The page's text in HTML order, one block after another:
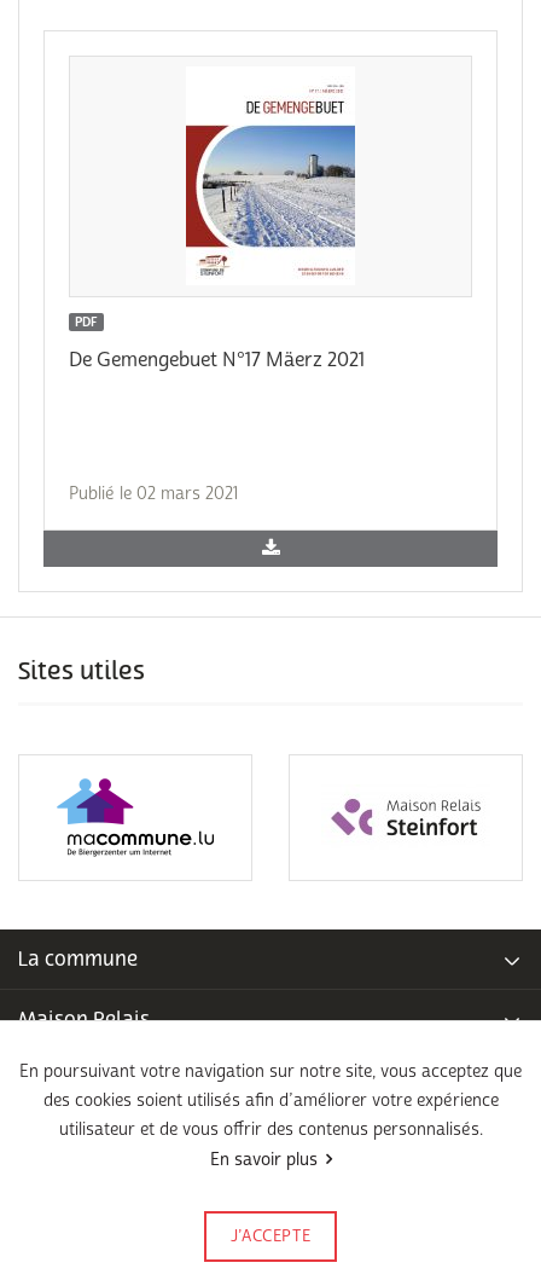
Signalez-le
PDF
De Gemengebuet N°17 Mäerz 2021
Publié le 02 mars 2021
Sites utiles
La commune
Maison Relais
Piscine communale
École fondamentale
En poursuivant votre navigation sur notre site, vous acceptez que
des cookies soient utilisés afin d’améliorer votre expérience
utilisateur et de vous offrir des contenus personnalisés.
En savoir plus
J’ACCEPTE